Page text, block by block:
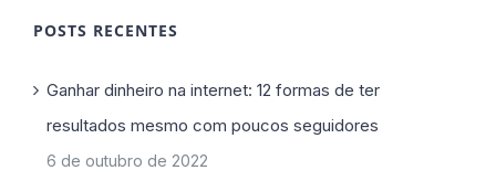
POSTS RECENTES
Ganhar dinheiro na internet: 12 formas de ter
resultados mesmo com poucos seguidores
6 de outubro de 2022